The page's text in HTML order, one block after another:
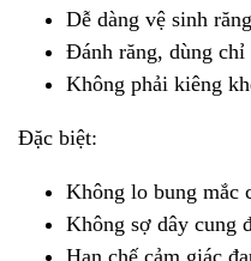
Dễ dàng vệ sinh
Đánh răng, dùng chỉ
Không phải kiêng
Đặc biệt:
Không lo bung mắc
Không sợ dây cung
Hạn chế cảm giác